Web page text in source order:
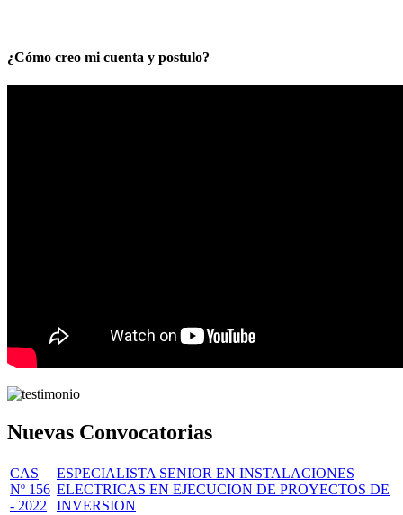
¿Cómo creo mi cuenta y postulo?
Nuevas Convocatorias
CAS
Nº 156
- 2022
ESPECIALISTA SENIOR EN INSTALACIONES
ELECTRICAS EN EJECUCION DE PROYECTOS DE
INVERSION